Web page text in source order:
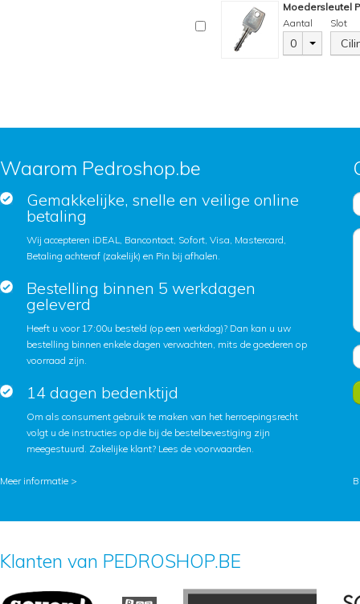
Moedersleutel
Aantal
0
Slot
Waarom Pedroshop.be
Gemakkelijke, snelle en veilige online
betaling
Wij accepteren iDEAL, Bancontact, Sofort, Visa, Mastercard,
Betaling achteraf (zakelijk) en Pin bij afhalen.
Bestelling binnen 5 werkdagen
geleverd
Heeft u voor 17:00u besteld (op een werkdag)? Dan kan u uw
bestelling binnen enkele dagen verwachten, mits de goederen op
voorraad zijn.
14 dagen bedenktijd
Om als consument gebruik te maken van het herroepingsrecht
volgt u de instructies op die bij de bestelbevestiging zijn
meegestuurd. Zakelijke klant? Lees de voorwaarden.
Meer informatie >
Klanten van PEDROSHOP.BE